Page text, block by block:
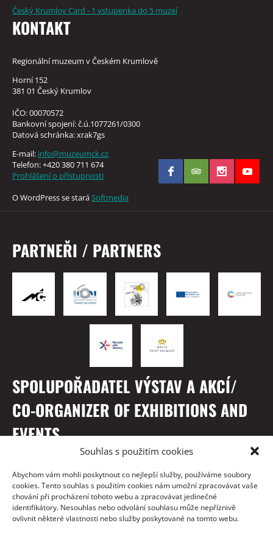
Souhlas s použitím cookies
Abychom vám mohli poskytnout co nejlepší služby, používáme soubory
cookies. Tento souhlas s použitím cookies nám umožní zpracovávat vaše
chování při procházení tohoto webu a zpracovávat jedinečné
identifikátory. Nesouhlas nebo odvolání souhlasu může nepříznivě
ovlivnit některé vlastnosti nebo služby poskytované na tomto webu.
Český Krumlov Card - 1 vstupenka do 5 muzeí
KONTAKT
Regionální muzeum v Českém Krumlově
Horní 152
381 01 Český Krumlov
IČO: 00070572
Bankovní spojení: č.ú.1077261/0300
Datová schránka: xrak7gs
E-mail: info@muzeumck.cz
Telefon: +420 380 711 674
Prohlášení o přístupnosti
O WordPress se stará Softmedia
PARTNEŘI / PARTNERS
SPOLUPOŘADATEL VÝSTAV A AKCÍ/
CO-ORGANIZER OF EXHIBITIONS AND
EVENTS